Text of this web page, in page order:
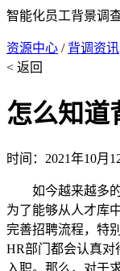
智能化员工背景调
资源中心 / 背调资讯
< 返回
怎么知道
时间：2021年10月
如今越来越多
为了能够从人才库
完善招聘流程，特
HR部门都会认真对
入职。那么，对于